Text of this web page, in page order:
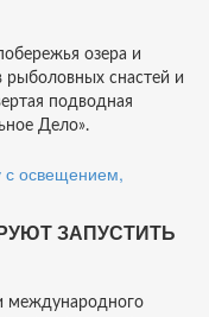
озера и
рыболовных снастей и
подводная
Дело».
ЗАПУСТИТЬ
международного